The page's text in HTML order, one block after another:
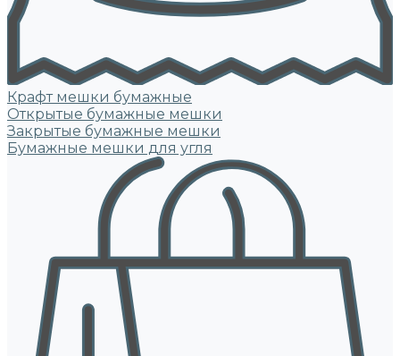
Крафт мешки бумажные
Открытые бумажные мешки
Закрытые бумажные мешки
Бумажные мешки для угля